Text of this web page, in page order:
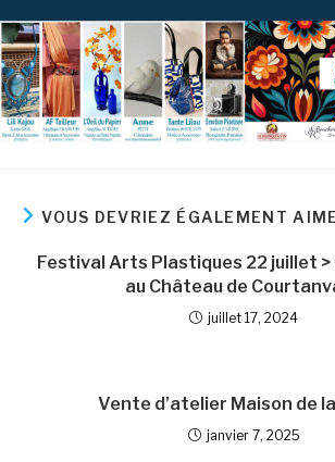
VOUS DEVRIEZ ÉGALEMENT
Festival Arts Plastiques 22 juillet
au Château de
juillet 17, 2024
Vente d’atelier Maison de
janvier 7, 2025